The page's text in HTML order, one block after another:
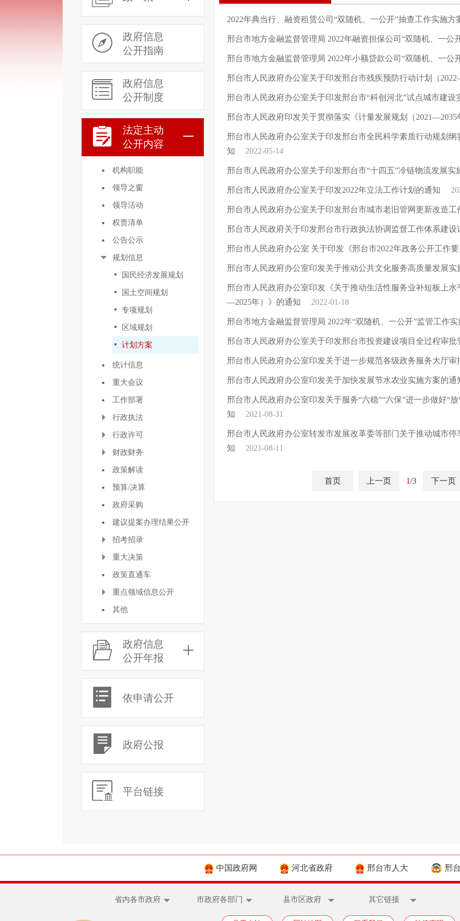
政府信息
公开指南
政府信息
公开制度
法定主动
公开内容
机构职能
领导之窗
领导活动
权责清单
公告公示
规划信息
国民经济发展规划
国土空间规划
专项规划
区域规划
计划方案
统计信息
重大会议
工作部署
行政执法
行政许可
财政财务
政策解读
预算/决算
政府采购
建议提案办理结果公开
招考招录
重大决策
政策直通车
重点领域信息公开
其他
政府信息
公开年报
依申请公开
政府公报
平台链接
2022年典当行、融资租赁公司“双随机、一公开”抽查工作实施方
邢台市地方金融监督管理局 2022年融资担保公司“双随机、一公
邢台市地方金融监督管理局 2022年小额贷款公司“双随机、一公
邢台市人民政府办公室关于印发邢台市残疾预防行动计划（
邢台市人民政府办公室关于印发邢台市“科创河北”试点城市建设
邢台市人民政府印发关于贯彻落实《计量发展规划（
邢台市人民政府办公室关于印发邢台市全民科学素质行动规划
知
2022-05-14
邢台市人民政府办公室关于印发邢台市“十四五”冷链物流发展实
邢台市人民政府办公室关于印发2022年立法工作计划的通知
邢台市人民政府办公室关于印发邢台市城市老旧管网更新改造工
邢台市人民政府关于印发邢台市行政执法协调监督工作体系建
邢台市人民政府办公室 关于印发《邢台市2022年政务公开工作
邢台市人民政府办公室印发关于推动公共文化服务高质量发展实
邢台市人民政府办公室印发《关于推动生活性服务业补短板上
—2025年）》的通知
2022-01-18
邢台市地方金融监督管理局 2022年“双随机、一公开”监管工作
邢台市人民政府办公室关于印发邢台市投资建设项目全过程审批
邢台市人民政府办公室印发关于进一步规范各级政务服务大厅
邢台市人民政府办公室印发关于加快发展节水农业实施方案的通
邢台市人民政府办公室印发关于服务“六稳”“六保”进一步做好“
知
2021-08-31
邢台市人民政府办公室转发市发展改革委等部门关于推动城市
知
2021-08-11
首页 上一页 1/3 下一页
中国政府网 河北省政府 邢台市人大 邢
省内各市政府 市政府各部门 县市区政府 其它链接